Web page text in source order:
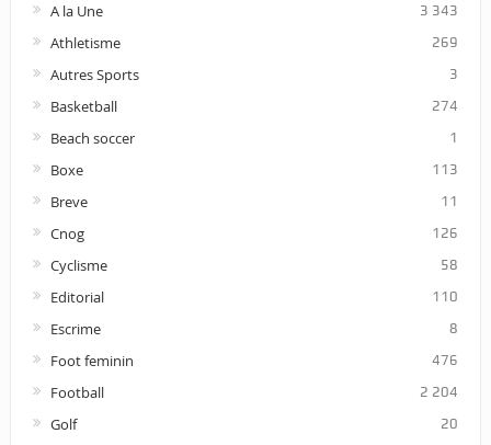
A la Une 3 343
Athletisme 269
Autres Sports 3
Basketball 274
Beach soccer 1
Boxe 113
Breve 11
Cnog 126
Cyclisme 58
Editorial 110
Escrime 8
Foot feminin 476
Football 2 204
Golf 20